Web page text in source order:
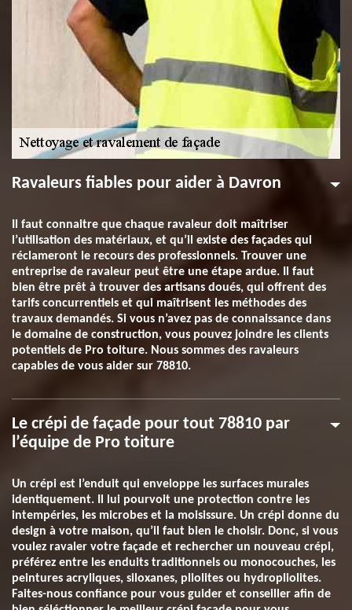
Ravaleurs fiables pour aider à Davron
Il faut connaitre que chaque ravaleur doit maîtriser
l’utilisation des matériaux, et qu’il existe des façades qui
réclameront le recours des professionnels. Trouver une
entreprise de ravaleur peut être une étape ardue. Il faut
bien être prêt à trouver des artisans doués, qui offrent des
tarifs concurrentiels et qui maîtrisent les méthodes des
travaux demandés. Si vous n’avez pas de connaissance dans
le domaine de construction, vous pouvez joindre les clients
potentiels de Pro toiture. Nous sommes des ravaleurs
capables de vous aider sur 78810.
Le crépi de façade pour tout 78810 par
l’équipe de Pro toiture
Un crépi est l’enduit qui enveloppe les surfaces murales
identiquement. Il lui pourvoit une protection contre les
intempéries, les microbes et la moisissure. Un crépi donne du
design à votre maison, qu’il faut bien le choisir. Donc, si vous
voulez ravaler votre façade et rechercher un nouveau crépi,
préférez entre les enduits traditionnels ou monocouches, les
peintures acryliques, siloxanes, pliolites ou hydropliolites.
Faites-nous confiance pour vous guider et conseiller afin de